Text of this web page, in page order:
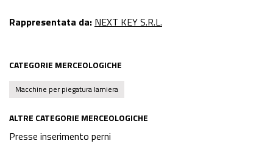
Rappresentata da: NEXT KEY S.R.L.
CATEGORIE MERCEOLOGICHE
Macchine per piegatura lamiera
ALTRE CATEGORIE MERCEOLOGICHE
Presse inserimento perni